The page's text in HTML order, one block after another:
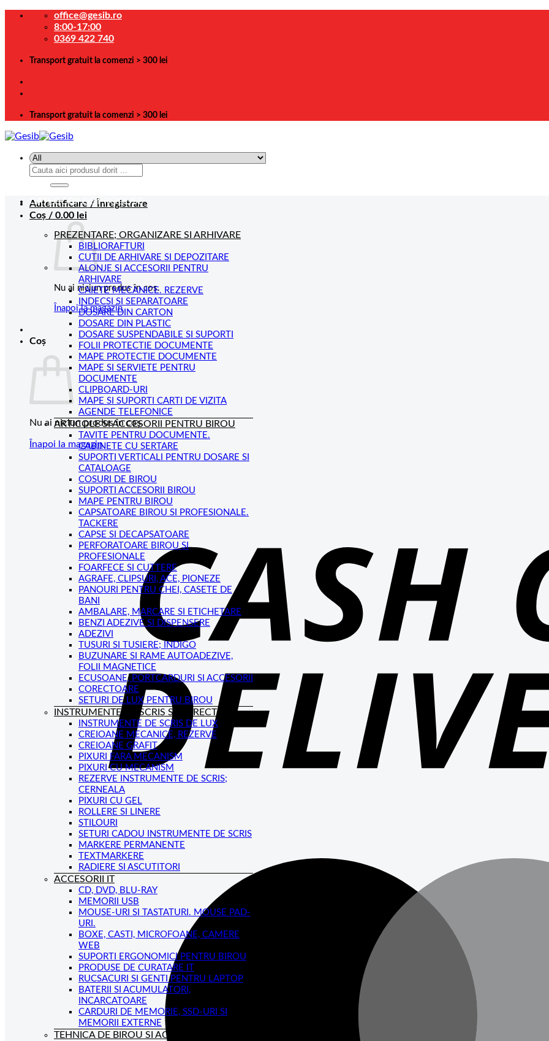
Skip
office@gesib.ro
8:00-17:00
0369 422 740
Transport gratuit la comenzi > 300 lei
Transport gratuit la comenzi > 300 lei
Caută
Autentificare / Înregistrare
Coș / 0.00 lei
Nu ai niciun produs în coș.
Înapoi la magazin
Coș
Nu ai niciun produs în coș.
Înapoi la magazin
CATEGORII DE PRODUSE
PREZENTARE; ORGANIZARE SI ARHIVARE
BIBLIORAFTURI
CUTII DE ARHIVARE SI DEPOZITARE
ALONJE SI ACCESORII PENTRU
ARHIVARE
CAIETE MECANICE. REZERVE
INDECSI SI SEPARATOARE
DOSARE DIN CARTON
DOSARE DIN PLASTIC
DOSARE SUSPENDABILE SI SUPORTI
FOLII PROTECTIE DOCUMENTE
MAPE PROTECTIE DOCUMENTE
MAPE SI SERVIETE PENTRU
DOCUMENTE
CLIPBOARD-URI
MAPE SI SUPORTI CARTI DE VIZITA
AGENDE TELEFONICE
ARTICOLE SI ACCESORII PENTRU BIROU
TAVITE PENTRU DOCUMENTE.
CABINETE CU SERTARE
SUPORTI VERTICALI PENTRU DOSARE SI
CATALOAGE
COSURI DE BIROU
SUPORTI ACCESORII BIROU
MAPE PENTRU BIROU
CAPSATOARE BIROU SI PROFESIONALE.
TACKERE
CAPSE SI DECAPSATOARE
PERFORATOARE BIROU SI
PROFESIONALE
FOARFECE SI CUTTERE
AGRAFE, CLIPSURI, ACE, PIONEZE
PANOURI PENTRU CHEI, CASETE DE
BANI
AMBALARE, MARCARE SI ETICHETARE
BENZI ADEZIVE SI DISPENSERE
ADEZIVI
TUSURI SI TUSIERE; INDIGO
BUZUNARE SI RAME AUTOADEZIVE,
FOLII MAGNETICE
ECUSOANE, PORTCARDURI SI ACCESORII
CORECTOARE
SETURI DE LUX PENTRU BIROU
INSTRUMENTE DE SCRIS SI CORECTAT
INSTRUMENTE DE SCRIS DE LUX
CREIOANE MECANICE, REZERVE
CREIOANE GRAFIT
PIXURI FARA MECANISM
PIXURI CU MECANISM
REZERVE INSTRUMENTE DE SCRIS;
CERNEALA
PIXURI CU GEL
ROLLERE SI LINERE
STILOURI
SETURI CADOU INSTRUMENTE DE SCRIS
MARKERE PERMANENTE
TEXTMARKERE
RADIERE SI ASCUTITORI
ACCESORII IT
CD, DVD, BLU-RAY
MEMORII USB
MOUSE-URI SI TASTATURI. MOUSE PAD-
URI.
BOXE, CASTI, MICROFOANE, CAMERE
WEB
SUPORTI ERGONOMICI PENTRU BIROU
PRODUSE DE CURATARE IT
RUCSACURI SI GENTI PENTRU LAPTOP
BATERII SI ACUMULATORI,
INCARCATOARE
CARDURI DE MEMORIE, SSD-URI SI
MEMORII EXTERNE
TEHNICA DE BIROU SI ACCESORII